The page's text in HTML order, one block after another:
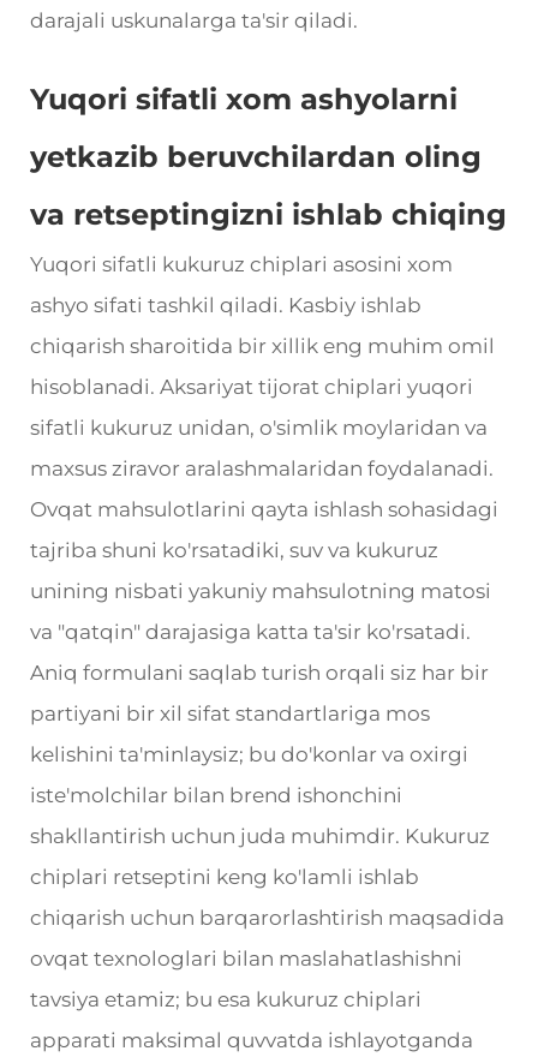
darajali uskunalarga ta'sir qiladi.
Yuqori sifatli xom ashyolarni
yetkazib beruvchilardan oling
va retseptingizni ishlab chiqing
Yuqori sifatli kukuruz chiplari asosini xom
ashyo sifati tashkil qiladi. Kasbiy ishlab
chiqarish sharoitida bir xillik eng muhim omil
hisoblanadi. Aksariyat tijorat chiplari yuqori
sifatli kukuruz unidan, o'simlik moylaridan va
maxsus ziravor aralashmalaridan foydalanadi.
Ovqat mahsulotlarini qayta ishlash sohasidagi
tajriba shuni ko'rsatadiki, suv va kukuruz
unining nisbati yakuniy mahsulotning matosi
va "qatqin" darajasiga katta ta'sir ko'rsatadi.
Aniq formulani saqlab turish orqali siz har bir
partiyani bir xil sifat standartlariga mos
kelishini ta'minlaysiz; bu do'konlar va oxirgi
iste'molchilar bilan brend ishonchini
shakllantirish uchun juda muhimdir. Kukuruz
chiplari retseptini keng ko'lamli ishlab
chiqarish uchun barqarorlashtirish maqsadida
ovqat texnologlari bilan maslahatlashishni
tavsiya etamiz; bu esa kukuruz chiplari
apparati maksimal quvvatda ishlayotganda